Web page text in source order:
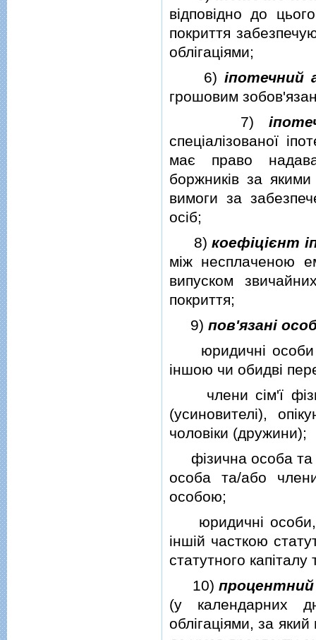
вiдповiдно до
покриття
облiгацiями;
6)iпотечний
грошовим
7)
спецiалiзованої
має право
боржникiв за
вимоги за
осiб;
8)коефiцiєнт
мiж несплаченою
випуском
покриття;
9) пов'язанi
юридичнi особи
iншою чи обидвi
члени сiм'ї
(усиновителi),
чоловiки (дружини);
фiзична особа та
особа та/або
особою;
юридичнi особи,
iншiй часткою
статутного капiталу
10) процентний
(у календарних
облiгацiями, за